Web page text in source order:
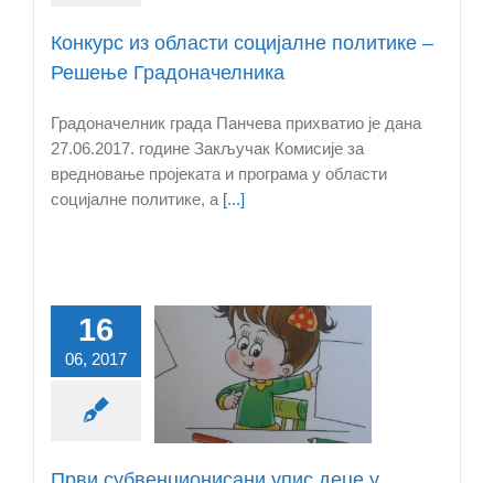
Конкурс из области социјалне политике –
Решење Градоначелника
Градоначелник града Панчева прихватио је дана
27.06.2017. године Закључак Комисије за
вредновање пројеката и програма у области
социјалне политике, а [...]
16
06, 2017